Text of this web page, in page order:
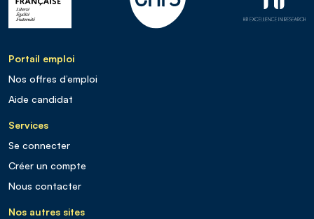
Portail emploi
Nos offres d’emploi
Aide candidat
Services
Se connecter
Créer un compte
Nous contacter
Nos autres sites